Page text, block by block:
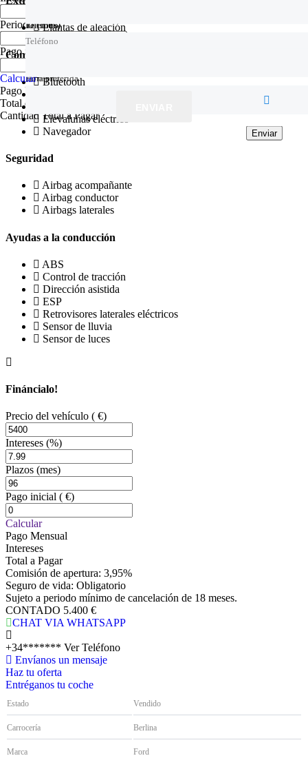
Llantas de aleación
Comodidad
Bluetooth
Elevalunas eléctrico
Navegador
Seguridad
Airbag acompañante
Airbag conductor
Airbags laterales
Ayudas a la conducción
ABS
Control de tracción
Dirección asistida
ESP
Retrovisores laterales eléctricos
Sensor de lluvia
Sensor de luces
Fináncialo!
Precio del vehículo ( €)
Intereses (%)
Plazos (mes)
Pago inicial ( €)
Calcular
Pago Mensual
Intereses
Total a Pagar
Comisión de apertura: 3,95%
Seguro de vida: Obligatorio
Sujeto a periodo mínimo de cancelación de 18 meses.
CONTADO 5.400 €
CHAT VIA WHATSAPP
+34******* Ver Teléfono
Envíanos un mensaje
Haz tu oferta
Entréganos tu coche
Estado Vendido
Carrocería Berlina
Marca Ford
Teléfono
Hora preferida
Enviar
Teléfono
Tu oferta
Enviar
Periodo(mes)
Pago inicial
Calcular
Pago Mensual
Total de Intereses a Pagar
Cantidad Total a Pagar
Teléfono
Hora preferida
Enviar
Teléfono